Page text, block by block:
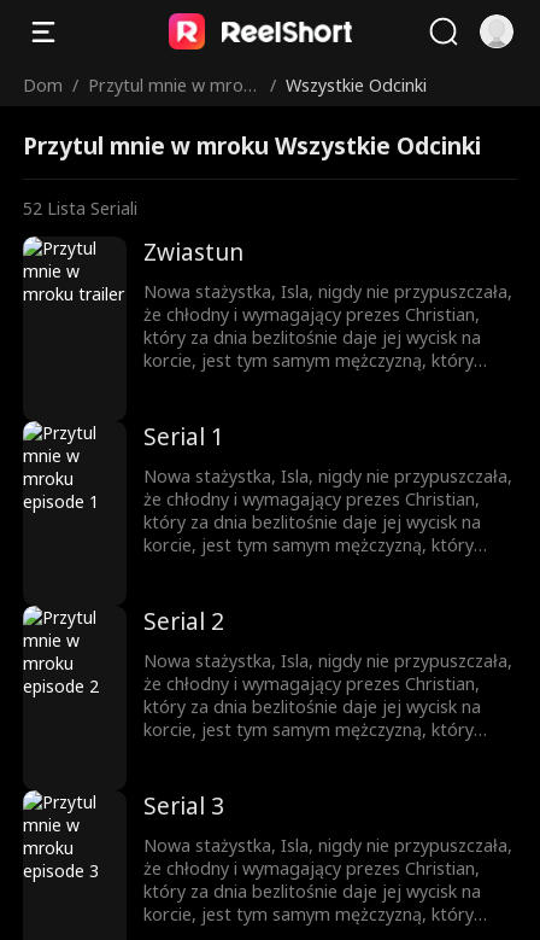
Dom / Przytul mnie w mrok
/ Wszystkie Odcinki
Przytul mnie w mroku Wszystkie Odcinki
52 Lista Seriali
Zwiastun
Nowa stażystka, Isla, nigdy nie przypuszczała,
że chłodny i wymagający prezes Christian,
który za dnia bezlitośnie daje jej wycisk na
korcie, jest tym samym mężczyzną, który
maski, a podwójne życie zderza się z
rzeczywistością, czy Isla zdoła przetrwać tę
grę? A może utonie w cieniu pożądania,
szukając nieoczekiwanego odkupienia?
Serial 1
Nowa stażystka, Isla, nigdy nie przypuszczała,
że chłodny i wymagający prezes Christian,
który za dnia bezlitośnie daje jej wycisk na
korcie, jest tym samym mężczyzną, który
maski, a podwójne życie zderza się z
rzeczywistością, czy Isla zdoła przetrwać tę
grę? A może utonie w cieniu pożądania,
szukając nieoczekiwanego odkupienia?
Serial 2
Nowa stażystka, Isla, nigdy nie przypuszczała,
że chłodny i wymagający prezes Christian,
który za dnia bezlitośnie daje jej wycisk na
korcie, jest tym samym mężczyzną, który
maski, a podwójne życie zderza się z
rzeczywistością, czy Isla zdoła przetrwać tę
grę? A może utonie w cieniu pożądania,
szukając nieoczekiwanego odkupienia?
Serial 3
Nowa stażystka, Isla, nigdy nie przypuszczała,
że chłodny i wymagający prezes Christian,
który za dnia bezlitośnie daje jej wycisk na
korcie, jest tym samym mężczyzną, który